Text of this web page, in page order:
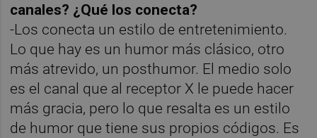
canales? ¿Qué los conecta?
-Los conecta un estilo de entretenimiento.
Lo que hay es un humor más clásico, otro
más atrevido, un posthumor. El medio solo
es el canal que al receptor X le puede hacer
más gracia, pero lo que resalta es un estilo
de humor que tiene sus propios códigos. Es